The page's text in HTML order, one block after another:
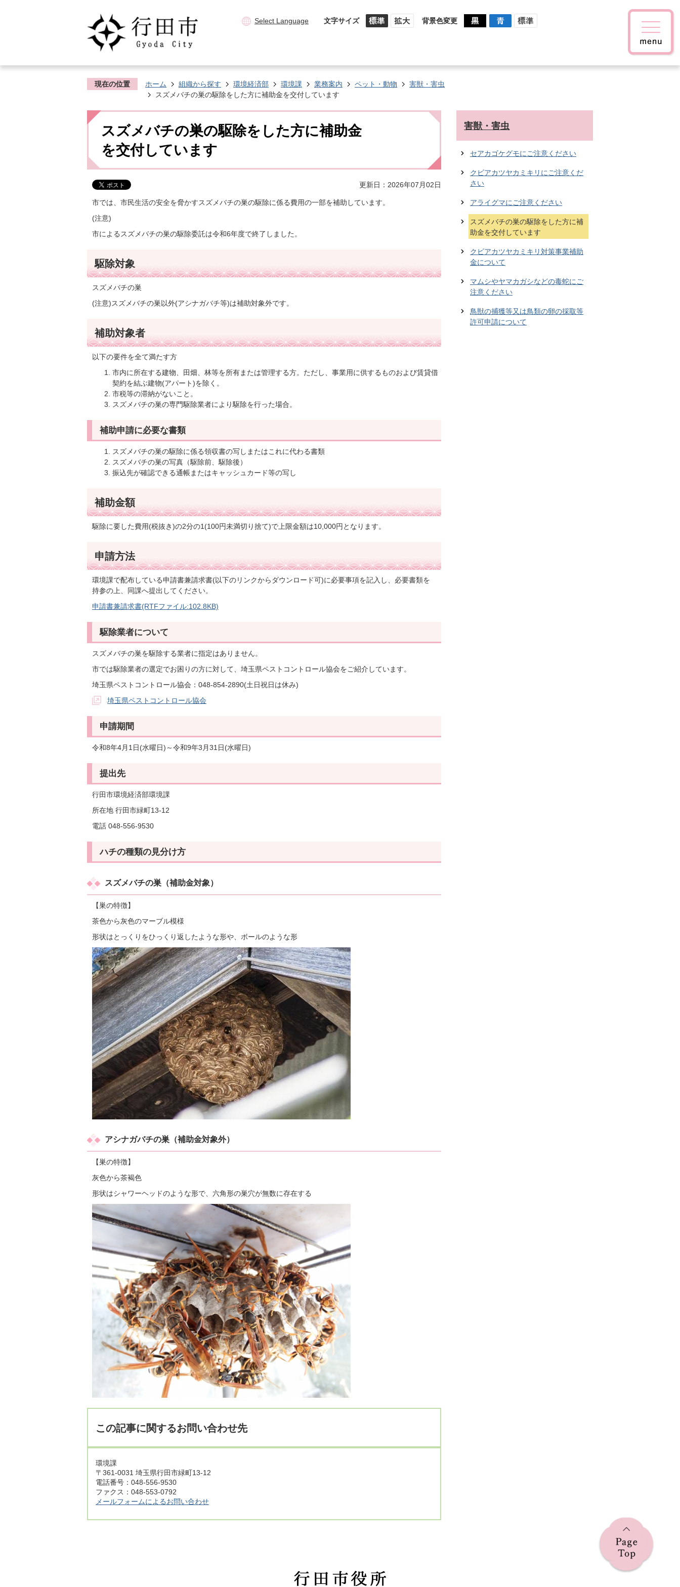
Select Language 文字サイズ 背景色変更
現在の位置 ホーム 組織から探す 環境経済部 環境課 業務案内 ペット・動物
害獣・害虫
スズメバチの巣の駆除をした方に補助金を交付しています
スズメバチの巣の駆除をした方に補助金
を交付しています
更新日：2026年07月02日
市では、市民生活の安全を脅かすスズメバチの巣の駆除に係る費用の一部を補助しています。
(注意)
市によるスズメバチの巣の駆除委託は令和6年度で終了しました。
駆除対象
スズメバチの巣
(注意)スズメバチの巣以外(アシナガバチ等)は補助対象外です。
補助対象者
以下の要件を全て満たす方
市内に所在する建物、田畑、林等を所有または管理する方。ただし、事業用に供するものおよび賃貸借
契約を結ぶ建物(アパート)を除く。
市税等の滞納がないこと。
スズメバチの巣の専門駆除業者により駆除を行った場合。
補助申請に必要な書類
スズメバチの巣の駆除に係る領収書の写しまたはこれに代わる書類
スズメバチの巣の写真（駆除前、駆除後）
振込先が確認できる通帳またはキャッシュカード等の写し
補助金額
駆除に要した費用(税抜き)の2分の1(100円未満切り捨て)で上限金額は10,000円となります。
申請方法
環境課で配布している申請書兼請求書(以下のリンクからダウンロード可)に必要事項を記入し、必要書類を
持参の上、同課へ提出してください。
申請書兼請求書(RTFファイル:102.8KB)
駆除業者について
スズメバチの巣を駆除する業者に指定はありません。
市では駆除業者の選定でお困りの方に対して、埼玉県ペストコントロール協会をご紹介しています。
埼玉県ペストコントロール協会：048-854-2890(土日祝日は休み)
埼玉県ペストコントロール協会
申請期間
令和8年4月1日(水曜日)～令和9年3月31日(水曜日)
提出先
行田市環境経済部環境課
所在地 行田市緑町13-12
電話 048-556-9530
ハチの種類の見分け方
スズメバチの巣（補助金対象）
【巣の特徴】
茶色から灰色のマーブル模様
形状はとっくりをひっくり返したような形や、ボールのような形
アシナガバチの巣（補助金対象外）
【巣の特徴】
灰色から茶褐色
形状はシャワーヘッドのような形で、六角形の巣穴が無数に存在する
この記事に関するお問い合わせ先
環境課
〒361-0031 埼玉県行田市緑町13-12
電話番号：048-556-9530
ファクス：048-553-0792
メールフォームによるお問い合わせ
害獣・害虫
セアカゴケグモにご注意ください
クビアカツヤカミキリにご注意くだ
さい
アライグマにご注意ください
スズメバチの巣の駆除をした方に補
助金を交付しています
クビアカツヤカミキリ対策事業補助
金について
マムシやヤマカガシなどの毒蛇にご
注意ください
鳥獣の捕獲等又は鳥類の卵の採取等
許可申請について
行